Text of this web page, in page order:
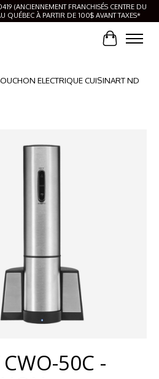
(ANCIENNEMENT FRANCHISÉS CENTRE DU
QUÉBEC À PARTIR DE 100$ AVANT TAXES*
Panier
ELECTRIQUE CUISINART ND
50C -